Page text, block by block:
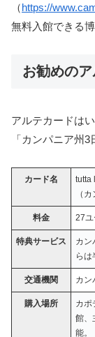
（https://
無料入館できる
お勧めの
アルテカードは
「カンパニア州3
カード名
tutta
（
料金 27ユ
特典サービス
カン
らは
交通機関 カン
購入場所
カポ
館、
能。